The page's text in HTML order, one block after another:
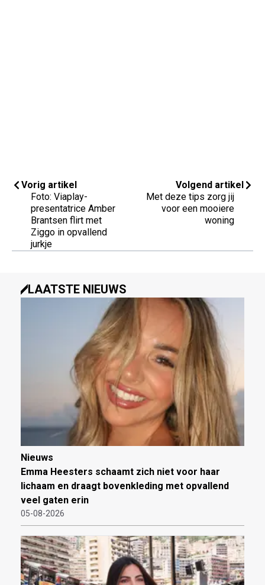
Vorig artikel
Foto: Viaplay-
presentatrice Amber
Brantsen flirt met
Ziggo in opvallend
jurkje
Volgend artikel
Met deze tips zorg jij
voor een mooiere
woning
LAATSTE NIEUWS
Nieuws
Emma Heesters schaamt zich niet voor haar
lichaam en draagt bovenkleding met opvallend
veel gaten erin
05-08-2026